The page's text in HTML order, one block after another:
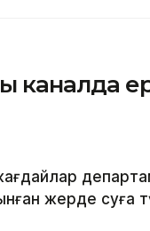
каналда
жерде суға